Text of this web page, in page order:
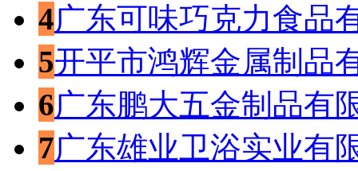
4广东可味巧克力食品
5开平市鸿辉金属制品
6广东鹏大五金制品有
7广东雄业卫浴实业有